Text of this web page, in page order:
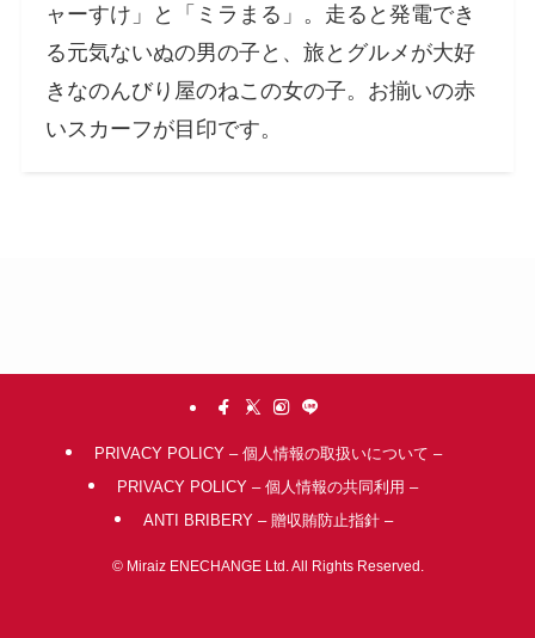
ャーすけ」と「ミラまる」。走ると発電でき
る元気ないぬの男の子と、旅とグルメが大好
きなのんびり屋のねこの女の子。お揃いの赤
いスカーフが目印です。
PRIVACY POLICY – 個人情報の取扱いについて –
PRIVACY POLICY – 個人情報の共同利用 –
ANTI BRIBERY – 贈収賄防止指針 –
©Miraiz ENECHANGE Ltd. All Rights Reserved.